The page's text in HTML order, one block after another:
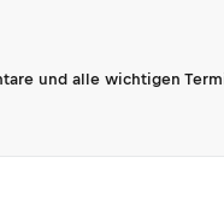
und alle wichtigen